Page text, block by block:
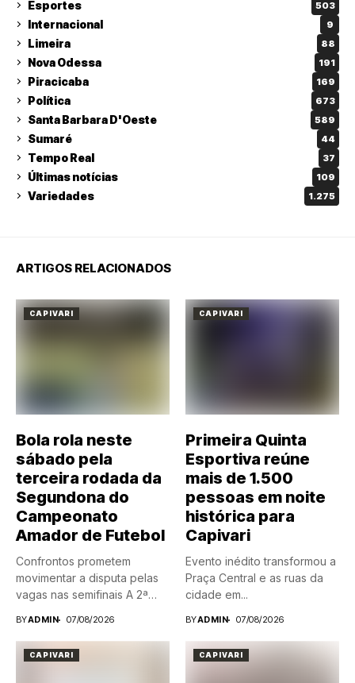
Esportes 503
Internacional 9
Limeira 88
Nova Odessa 191
Piracicaba 169
Política 673
Santa Barbara D'Oeste 589
Sumaré 44
Tempo Real 37
Últimas notícias 109
Variedades 1.275
ARTIGOS RELACIONADOS
CAPIVARI
Bola rola neste
sábado pela
terceira rodada da
Segundona do
Campeonato
Amador de Futebol
Confrontos prometem
movimentar a disputa pelas
vagas nas semifinais A 2ª
BYADMIN 07/08/2026
CAPIVARI
Primeira Quinta
Esportiva reúne
mais de 1.500
pessoas em noite
histórica para
Capivari
Evento inédito transformou a
Praça Central e as ruas da
cidade em...
BYADMIN 07/08/2026
CAPIVARI CAPIVARI